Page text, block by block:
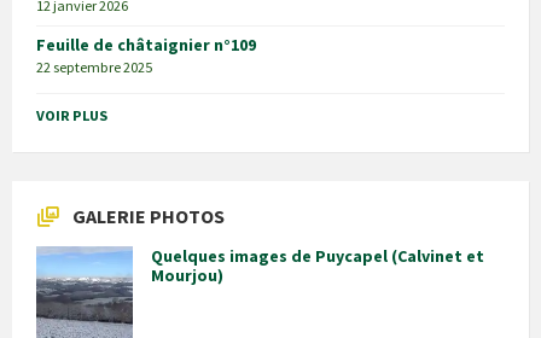
12 janvier 2026
Feuille de châtaignier n°109
22 septembre 2025
VOIR PLUS
GALERIE PHOTOS
Quelques images de Puycapel (Calvinet et
Mourjou)